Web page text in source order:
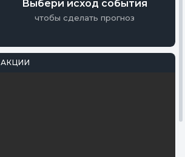
Выбери исход события
чтобы сделать прогноз
АКЦИИ